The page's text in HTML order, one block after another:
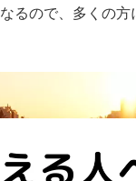
るので、多くの方